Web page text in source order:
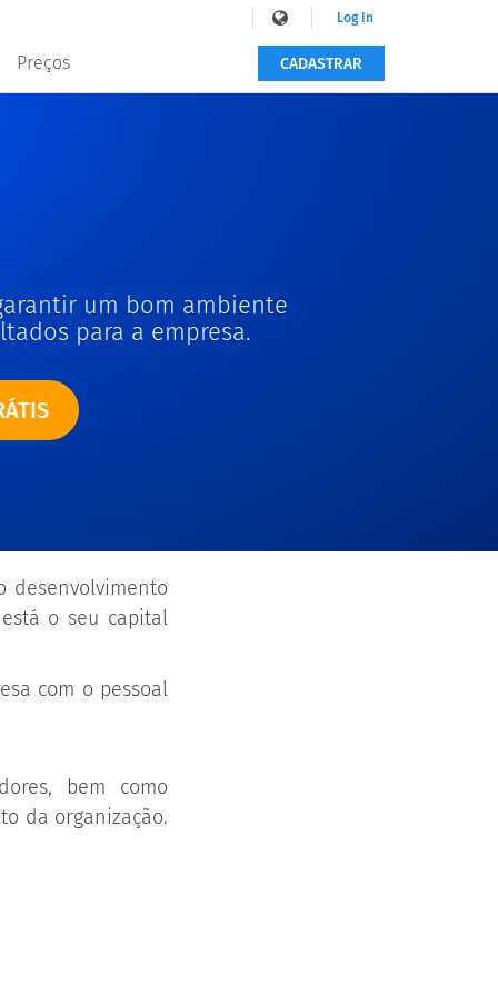
Preços
Log In
CADASTRAR
um bom ambiente
para a empresa.
desenvolvimento
o seu capital
com o pessoal
bem como
da organização.